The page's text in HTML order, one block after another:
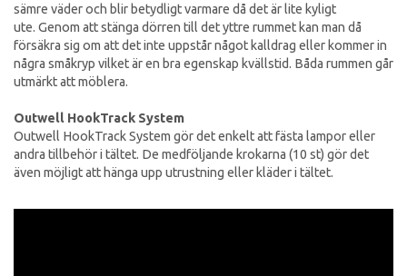
sämre väder och blir betydligt varmare då det är lite kyligt
ute. Genom att stänga dörren till det yttre rummet kan man då
försäkra sig om att det inte uppstår något kalldrag eller kommer in
några småkryp vilket är en bra egenskap kvällstid. Båda rummen går
utmärkt att möblera.
Outwell HookTrack System
Outwell HookTrack System gör det enkelt att fästa lampor eller
andra tillbehör i tältet. De medföljande krokarna (10 st) gör det
även möjligt att hänga upp utrustning eller kläder i tältet.